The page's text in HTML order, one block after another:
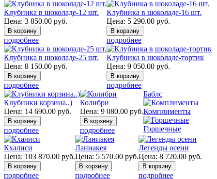
Клубника в шоколаде-12 шт.
Цена: 3 850.00 руб.
подробнее
Клубника в шоколаде-16 шт.
Цена: 5 290.00 руб.
подробнее
Клубника в шоколаде-25 шт.
Цена: 8 150.00 руб.
подробнее
Клубника в шоколаде-тортик
Цена: 9 050.00 руб.
подробнее
Клубники корзина..)
Цена: 14 690.00 руб.
подробнее
Колибри
Цена: 9 080.00 руб.
подробнее
Кхалиси
Цена: 103 870.00 руб.
подробнее
Ланиакея
Цена: 5 570.00 руб.
подробнее
Легенды осени
Цена: 8 720.00 руб.
подробнее
Баблс
Комплименты
Горшечные